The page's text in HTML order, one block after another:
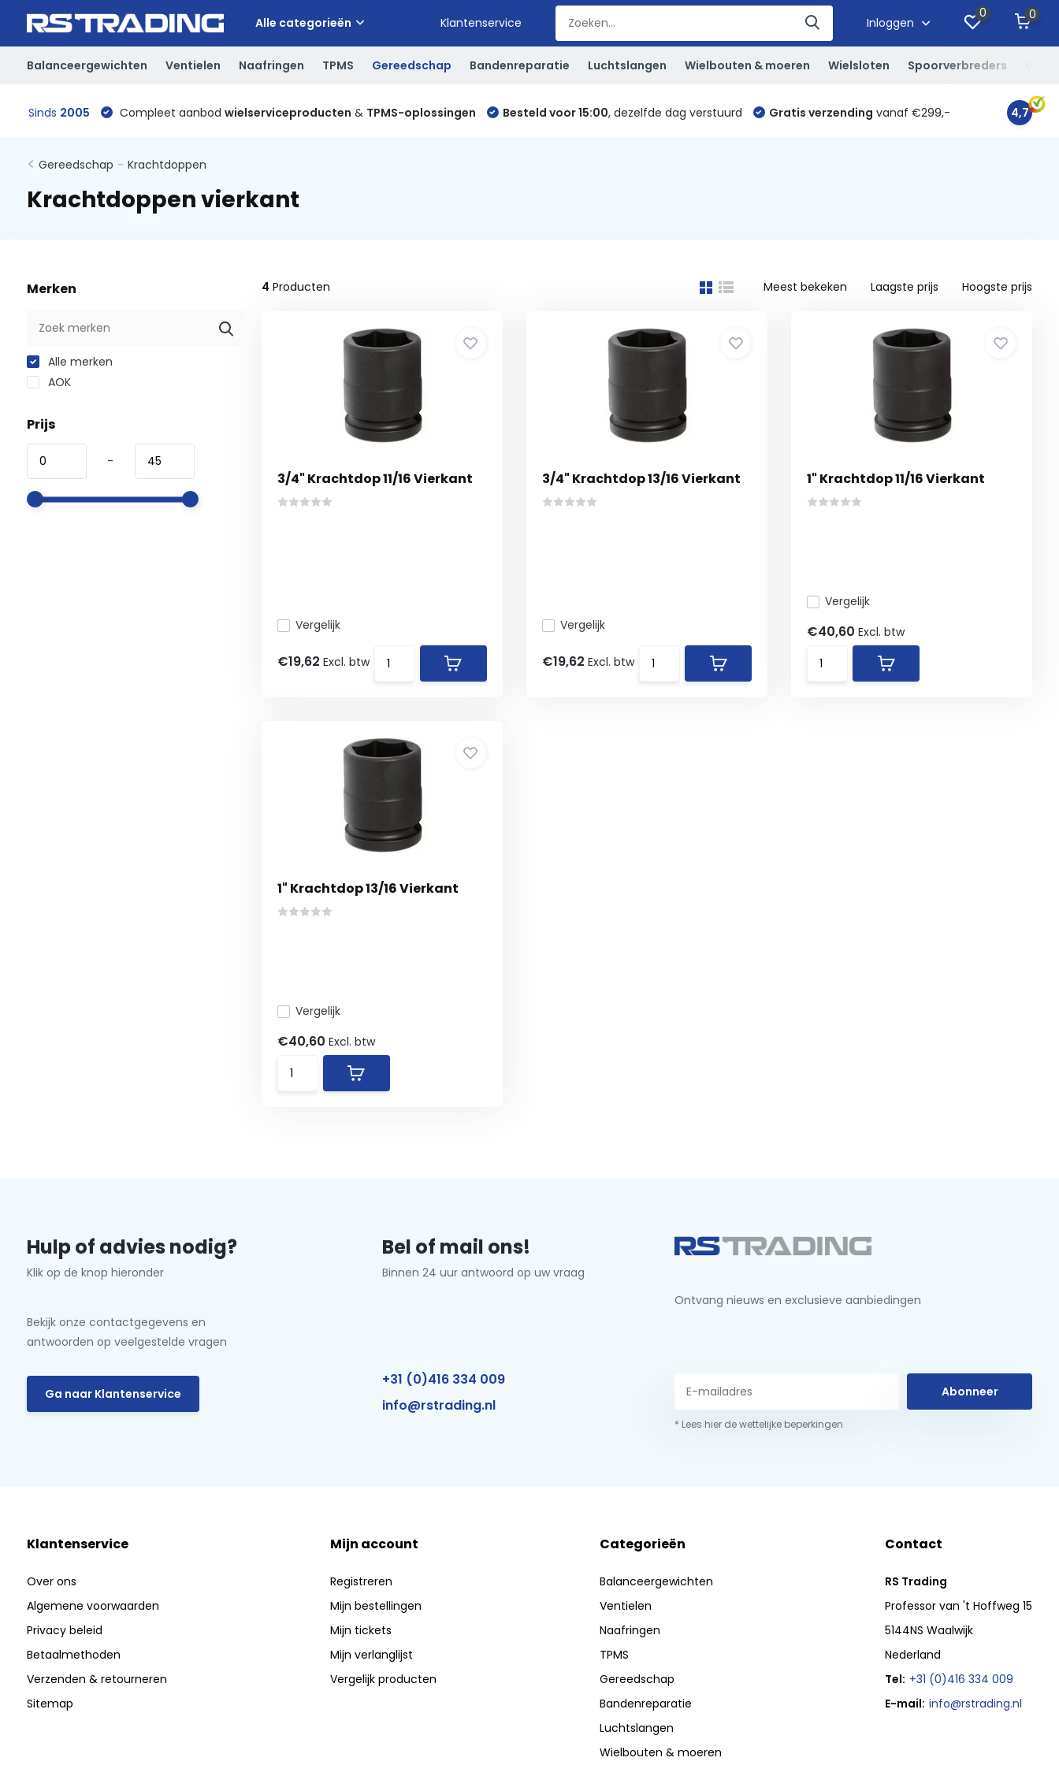
Alle categorieën Klantenservice Inloggen
0 0
Balanceergewichten Ventielen Naafringen TPMS Gereedschap Bandenreparatie Luchtslangen Wielbouten & moeren Wielsloten Spoorverbreders
Sinds 2005 Compleet aanbod wielserviceproducten & TPMS-oplossingen Besteld voor 15:00, dezelfde dag verstuurd Gratis verzending vanaf €299,- 4,7
Gereedschap - Krachtdoppen
Krachtdoppen vierkant
Merken
Alle merken
AOK
Prijs
-
4 Producten Meest bekeken Laagste prijs Hoogste prijs
3/4" Krachtdop 11/16 Vierkant
Vergelijk
€19,62 Excl. btw
3/4" Krachtdop 13/16 Vierkant
Vergelijk
€19,62 Excl. btw
1" Krachtdop 11/16 Vierkant
Vergelijk
€40,60Excl. btw
1" Krachtdop 13/16 Vierkant
Vergelijk
€40,60 Excl. btw
Hulp of advies nodig?
Klik op de knop hieronder
Bekijk onze contactgegevens en
antwoorden op veelgestelde vragen
Ga naar Klantenservice
Bel of mail ons!
Binnen 24 uur antwoord op uw vraag
+31 (0)416 334 009
info@rstrading.nl
Ontvang nieuws en exclusieve aanbiedingen
Abonneer
* Lees hier de wettelijke beperkingen
Klantenservice
Over ons
Algemene voorwaarden
Privacy beleid
Betaalmethoden
Verzenden & retourneren
Sitemap
Mijn account
Registreren
Mijn bestellingen
Mijn tickets
Mijn verlanglijst
Vergelijk producten
Categorieën
Balanceergewichten
Ventielen
Naafringen
TPMS
Gereedschap
Bandenreparatie
Luchtslangen
Wielbouten & moeren
Contact
RS Trading
Professor van 't Hoffweg 15
5144NS Waalwijk
Nederland
Tel: +31 (0)416 334 009
E-mail: info@rstrading.nl